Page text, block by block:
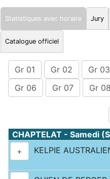
Statistiques avec horaire Jury
Catalogue officiel
Gr 01 Gr 02 Gr 03
Gr 06
Gr 07 Gr 08
CHAPTELAT -
+
KELPIE